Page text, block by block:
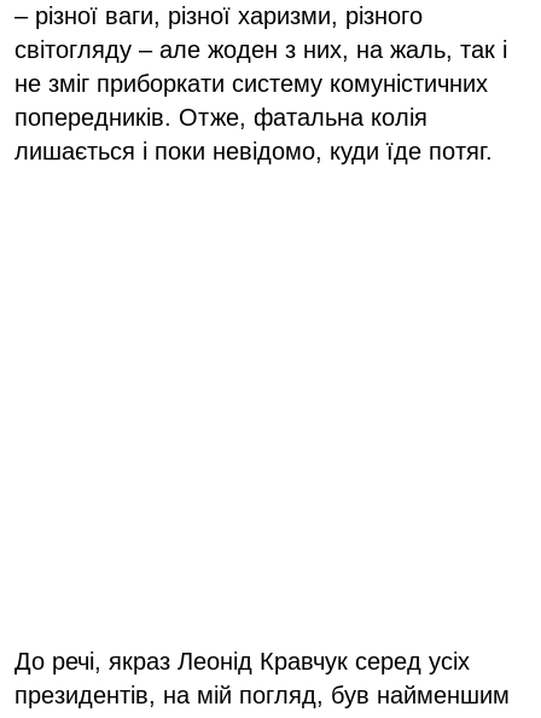
– різної ваги, різної харизми, різного
світогляду – але жоден з них, на жаль, так і
не зміг приборкати систему комуністичних
попередників. Отже, фатальна колія
лишається і поки невідомо, куди їде потяг.
До речі, якраз Леонід Кравчук серед усіх
президентів, на мій погляд, був найменшим